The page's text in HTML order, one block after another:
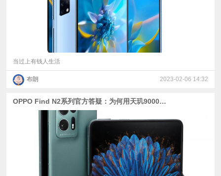
当过上有钱人生活
布朗 2023-02-06 14:32
OPPO Find N2系列官方答疑：为何用天玑9000+？铰链和维修成本为何不升反降？